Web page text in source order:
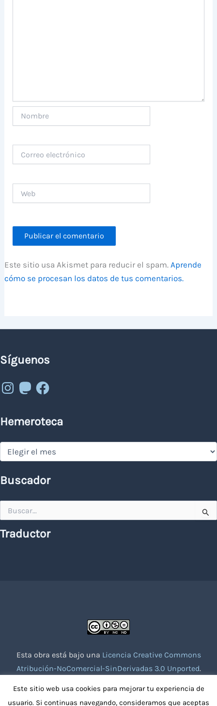
electrónico
Este sitio usa Akismet para reducir el spam.Aprende
cómo se procesan los datos de tus comentarios.
Síguenos
Instagram
MastodonFacebook
Hemeroteca
Hemeroteca
Buscador
por:
Traductor
Esta obra está bajo una Licencia Creative Commons
Atribución-NoComercial-SinDerivadas 3.0 Unported.
Este sitio web usa cookies para mejorar tu experiencia de
usuario. Si continuas navegando, consideramos que aceptas